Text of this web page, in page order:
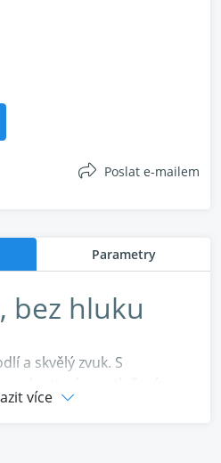
Poslat e-mailem
Parametry
bez hluku
a skvělý zvuk. S
užijete vše. Díky 70hodinové
více